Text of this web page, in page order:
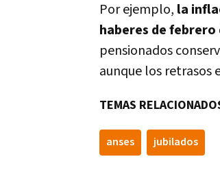
Por ejemplo, la
haberes de febrero
pensionados
aunque los retrasos
TEMAS
anses jubilados